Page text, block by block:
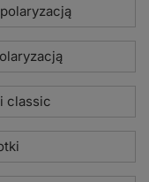
classic